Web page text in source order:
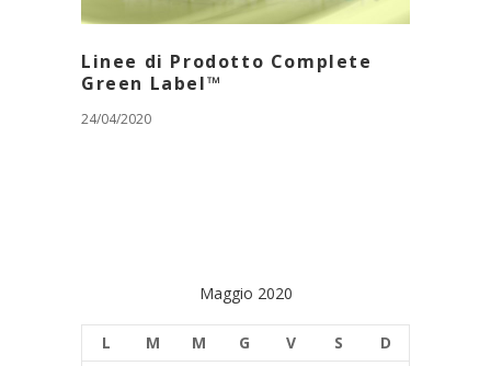
Linee di Prodotto Complete
Green Label™
24/04/2020
Maggio 2020
L M M G V S
D